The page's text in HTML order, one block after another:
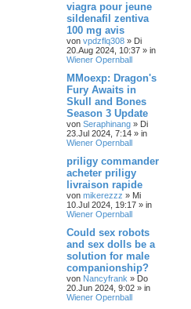
viagra pour jeune
sildenafil zentiva
100 mg avis
von vpdzflq308 » Di
20.Aug 2024, 10:37 » in
Wiener Opernball
MMoexp: Dragon's
Fury Awaits in
Skull and Bones
Season 3 Update
von Seraphinang » Di
23.Jul 2024, 7:14 » in
Wiener Opernball
priligy commander
acheter priligy
livraison rapide
von mikerezzz » Mi
10.Jul 2024, 19:17 » in
Wiener Opernball
Could sex robots
and sex dolls be a
solution for male
companionship?
von Nancyfrank » Do
20.Jun 2024, 9:02 » in
Wiener Opernball